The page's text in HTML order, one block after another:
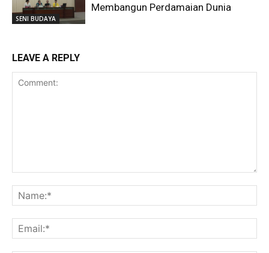
SENI BUDAYA
Membangun Perdamaian Dunia
LEAVE A REPLY